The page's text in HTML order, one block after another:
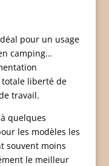
pour un usage
camping…
liberté de
travail.
quelques
les modèles les
souvent moins
le meilleur